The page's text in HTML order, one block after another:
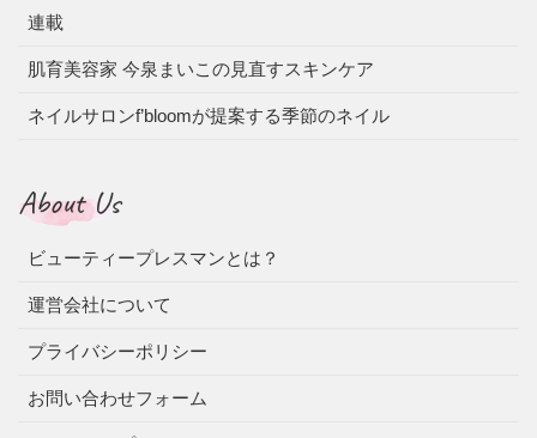
連載
肌育美容家 今泉まいこの見直すスキンケア
ネイルサロンf’bloomが提案する季節のネイル
About Us
ビューティープレスマンとは？
運営会社について
プライバシーポリシー
お問い合わせフォーム